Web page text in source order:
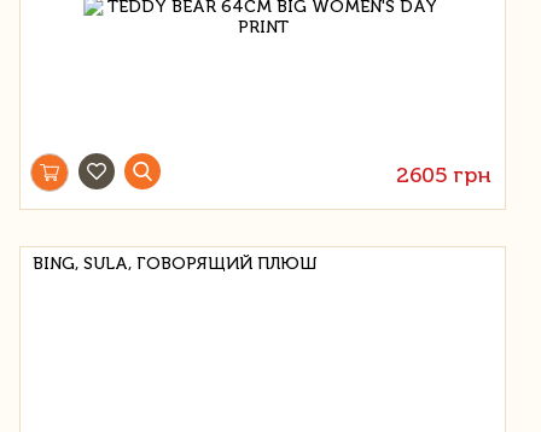
2605 грн
BING, SULA, ГОВОРЯЩИЙ ПЛЮШ